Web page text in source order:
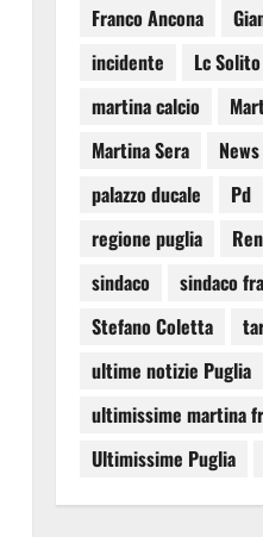
Franco Ancona
incidente
Lc Solito
martina calcio
Martina Sera
palazzo ducale
Pd
regione puglia
sindaco
sindaco
Stefano Coletta
ultime notizie Puglia
ultimissime martina
Ultimissime Puglia